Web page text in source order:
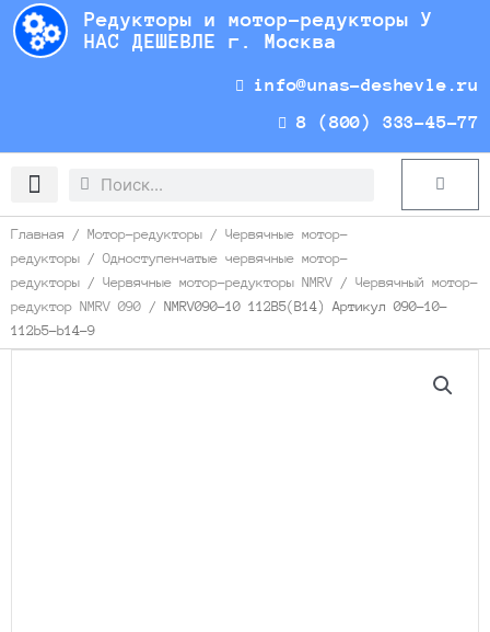
Перейти
содержимому
Редукторы и мотор-редукторы У
НАС ДЕШЕВЛЕ г. Москва
info@unas-deshevle.ru
8 (800) 333-45-77
Search
Search Cart
Главная / Мотор-редукторы / Червячные мотор-
редукторы / Одноступенчатые червячные мотор-
редукторы / Червячные мотор-редукторы NMRV / Червячный мотор-
редуктор NMRV 090 / NMRV090-10 112B5(B14) Артикул 090-10-
112b5-b14-9